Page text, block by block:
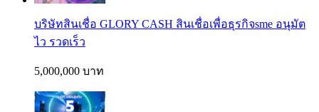
บริษัทสินเชื่อ GLORY CASH สินเชื่อเพื่อธุรกิจsme อนุมัต
ไว รวดเร็ว
5,000,000 บาท